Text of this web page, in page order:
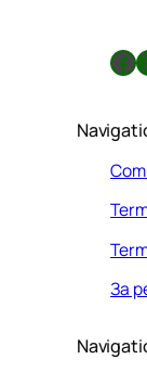
Facebook
За